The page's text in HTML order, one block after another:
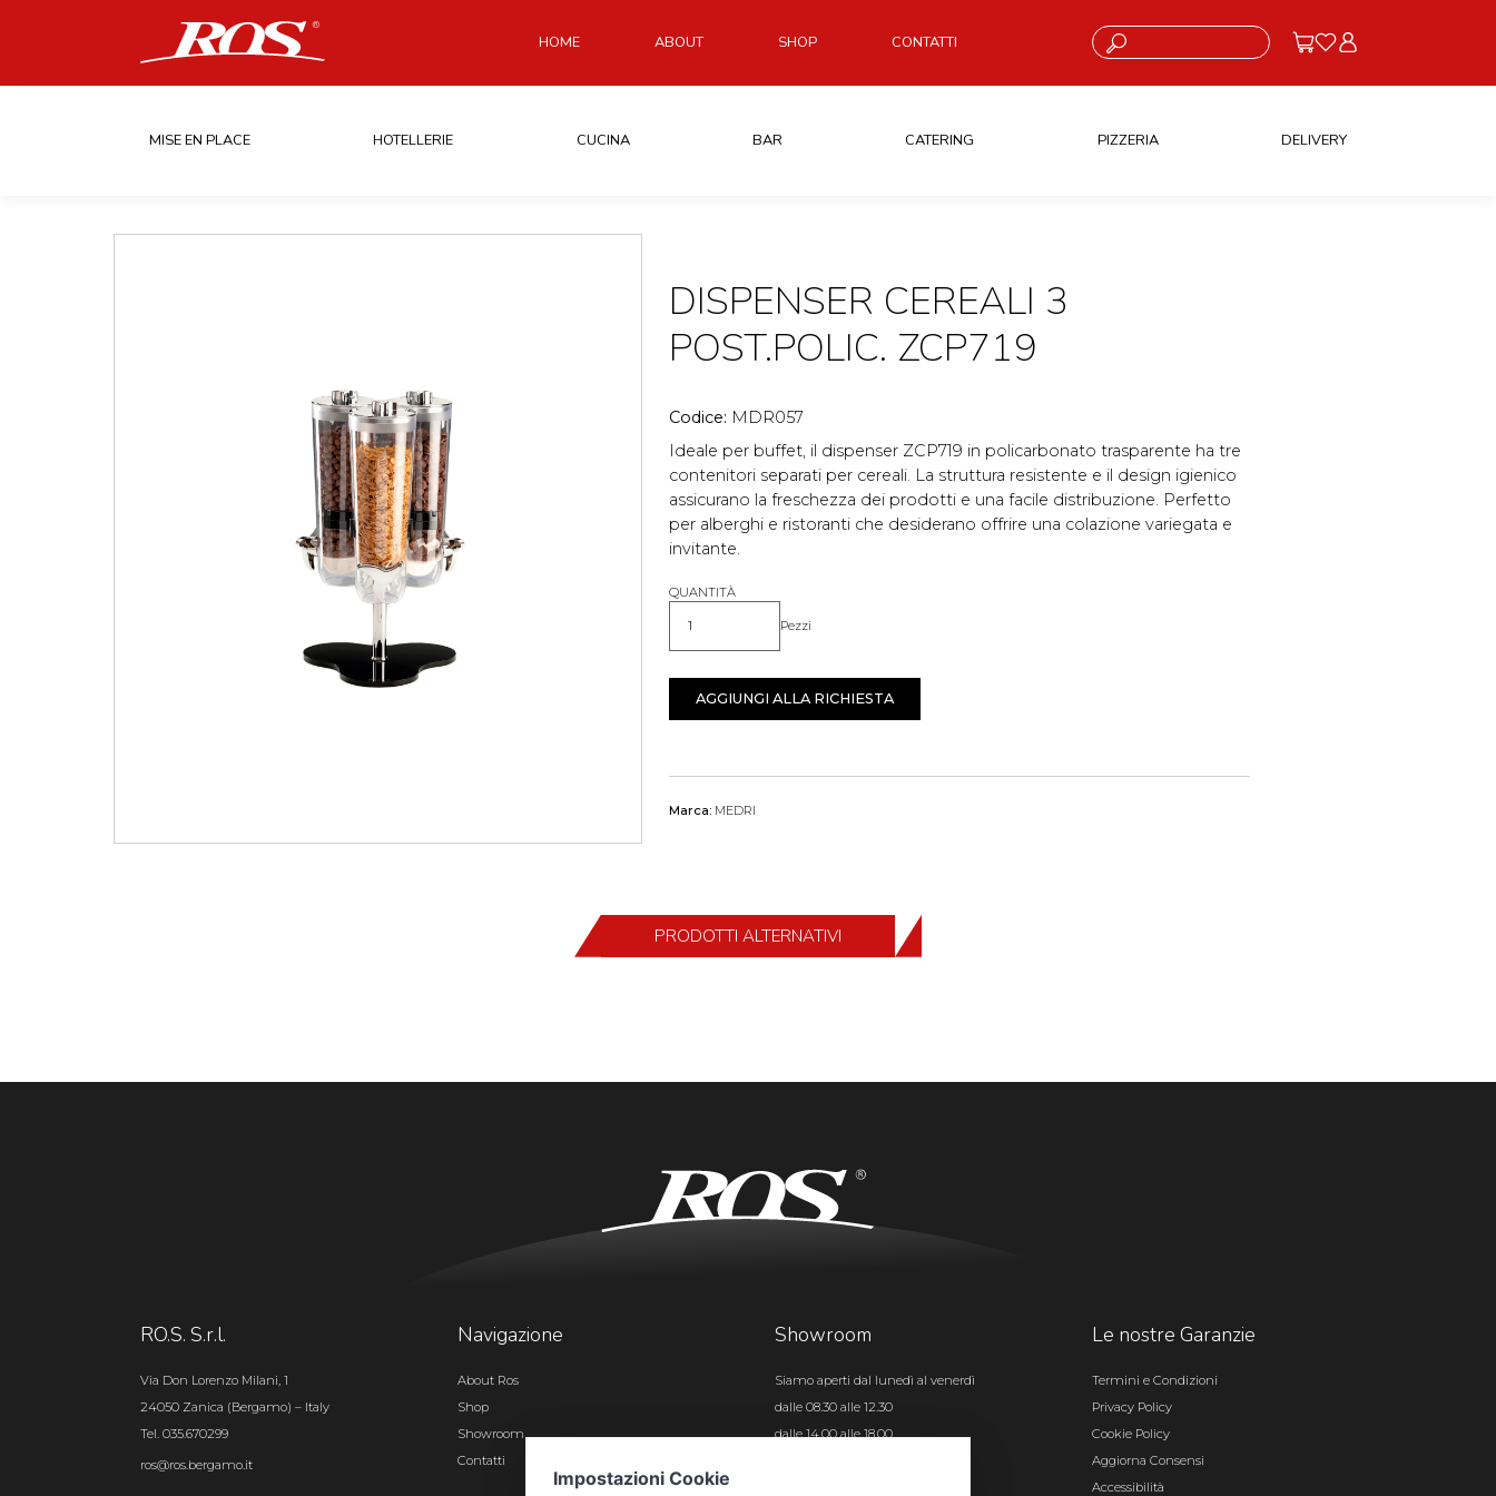
HOME ABOUT SHOP CONTATTI Cosa stai cercando?
MISE EN PLACE HOTELLERIE CUCINA BAR CATERING PIZZERIA DELIVERY
DISPENSER CEREALI 3
POST.POLIC. ZCP719
Codice: MDR057
Ideale per buffet, il dispenser ZCP719 in policarbonato trasparente ha tre
contenitori separati per cereali. La struttura resistente e il design igienico
assicurano la freschezza dei prodotti e una facile distribuzione. Perfetto
per alberghi e ristoranti che desiderano offrire una colazione variegata e
invitante.
QUANTITÀ
Quantità Pezzi
AGGIUNGI ALLA RICHIESTA
Marca: MEDRI
PRODOTTI ALTERNATIVI
RO.S. S.r.l.
Via Don Lorenzo Milani, 1
24050 Zanica (Bergamo) – Italy
Tel. 035.670299
ros@ros.bergamo.it
Navigazione
About Ros
Shop
Showroom
Contatti
Showroom
Siamo aperti dal lunedì al venerdì
dalle 08.30 alle 12.30
dalle 14.00 alle 18.00
Le nostre Garanzie
Termini e Condizioni
Privacy Policy
Cookie Policy
Aggiorna Consensi
Accessibilità